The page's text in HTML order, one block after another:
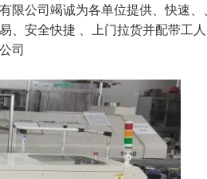
限公司竭诚为各单位提供、快速
、安全快捷 、上门拉货并配带工
司